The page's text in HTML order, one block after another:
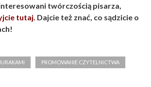
twórczością pisarza,
tutaj. Dajcie też znać, co sądzicie o
PROMOWANIE CZYTELNICTWA